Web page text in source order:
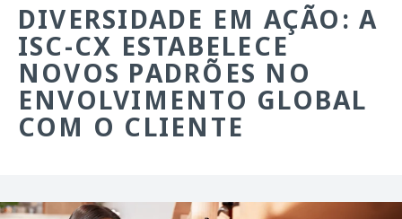
DIVERSIDADE EM AÇÃO: A
ISC-CX ESTABELECE
NOVOS PADRÕES NO
ENVOLVIMENTO GLOBAL
COM O CLIENTE